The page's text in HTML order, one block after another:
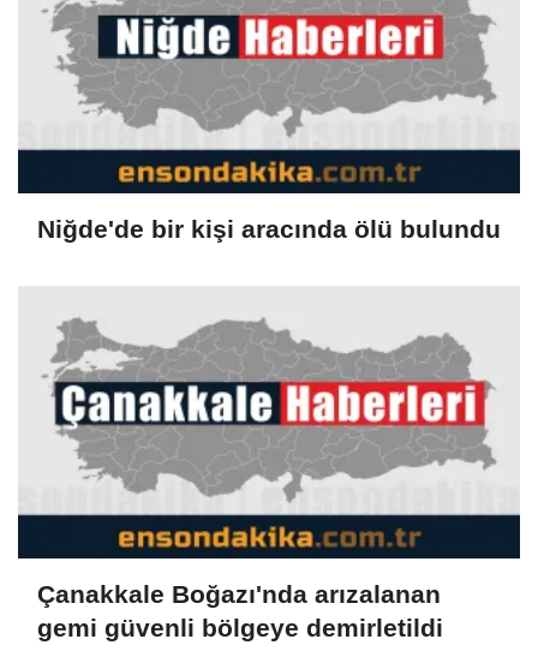
Niğde'de bir kişi aracında ölü bulundu
Çanakkale Boğazı'nda arızalanan
gemi güvenli bölgeye demirletildi